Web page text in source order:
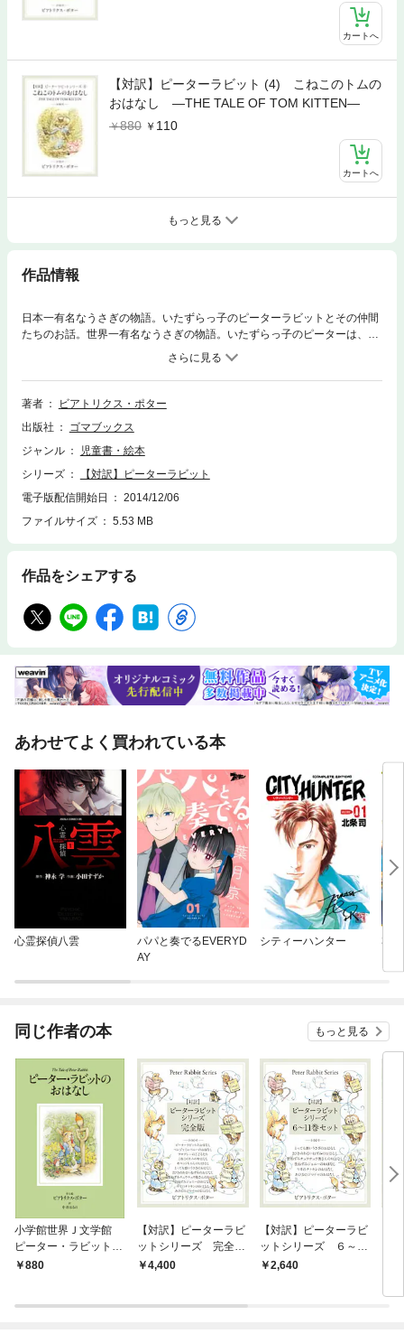
カートへ
【対訳】ピーターラビット (4) こねこのトムの
おはなし ―THE TALE OF TOM KITTEN―
880
110
カートへ
もっと見る
作品情報
日本一有名なうさぎの物語。いたずらっ子のピーターラビットとその仲間
たちのお話。世界一有名なうさぎの物語。いたずらっ子のピーターは、今
日も元気いっぱいに大冒険！ おかあさんに「危険だから絶対に近寄っち
ゃだめよ」と言われたにもかかわらずマグレガーさんの農場に忍び込んだ
ピーターは―――。
著者
ビアトリクス・ポター
出版社
ゴマブックス
ジャンル
児童書・絵本
シリーズ
【対訳】ピーターラビット
電子版配信開始日
2014/12/06
ファイルサイズ
5.53 MB
作品をシェアする
あわせてよく買われている本
心霊探偵八雲
パパと奏でるEVERYD
AY
シティーハンター 31
同じ作者の本 もっと見る
小学館世界Ｊ文学館
ピーター・ラビットの
おはなし
880
【対訳】ピーターラビ
ットシリーズ 完全
版 かわいいイラスト
ットと仲間たちのお
4,400
【対訳】ピーターラビ
ットシリーズ ６～11
巻セット かわいいイ
2,640
語